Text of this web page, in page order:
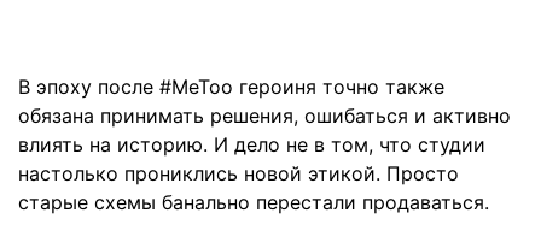
В эпоху после #MeToo героиня точно также
обязана принимать решения, ошибаться и активно
влиять на историю. И дело не в том, что студии
настолько прониклись новой этикой. Просто
старые схемы банально перестали продаваться.